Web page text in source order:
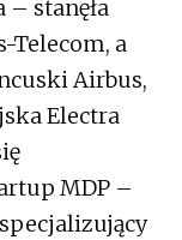
stanęła
Telecom, a
Airbus,
Electra
MDP –